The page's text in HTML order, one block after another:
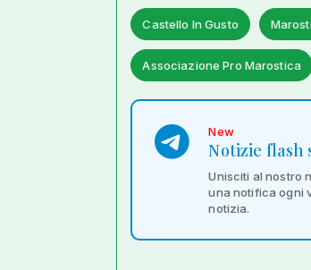
Castello In Gusto
Associazione Pro Marostica
New
Notizie flash
Unisciti al nostro
una notifica ogni
notizia.